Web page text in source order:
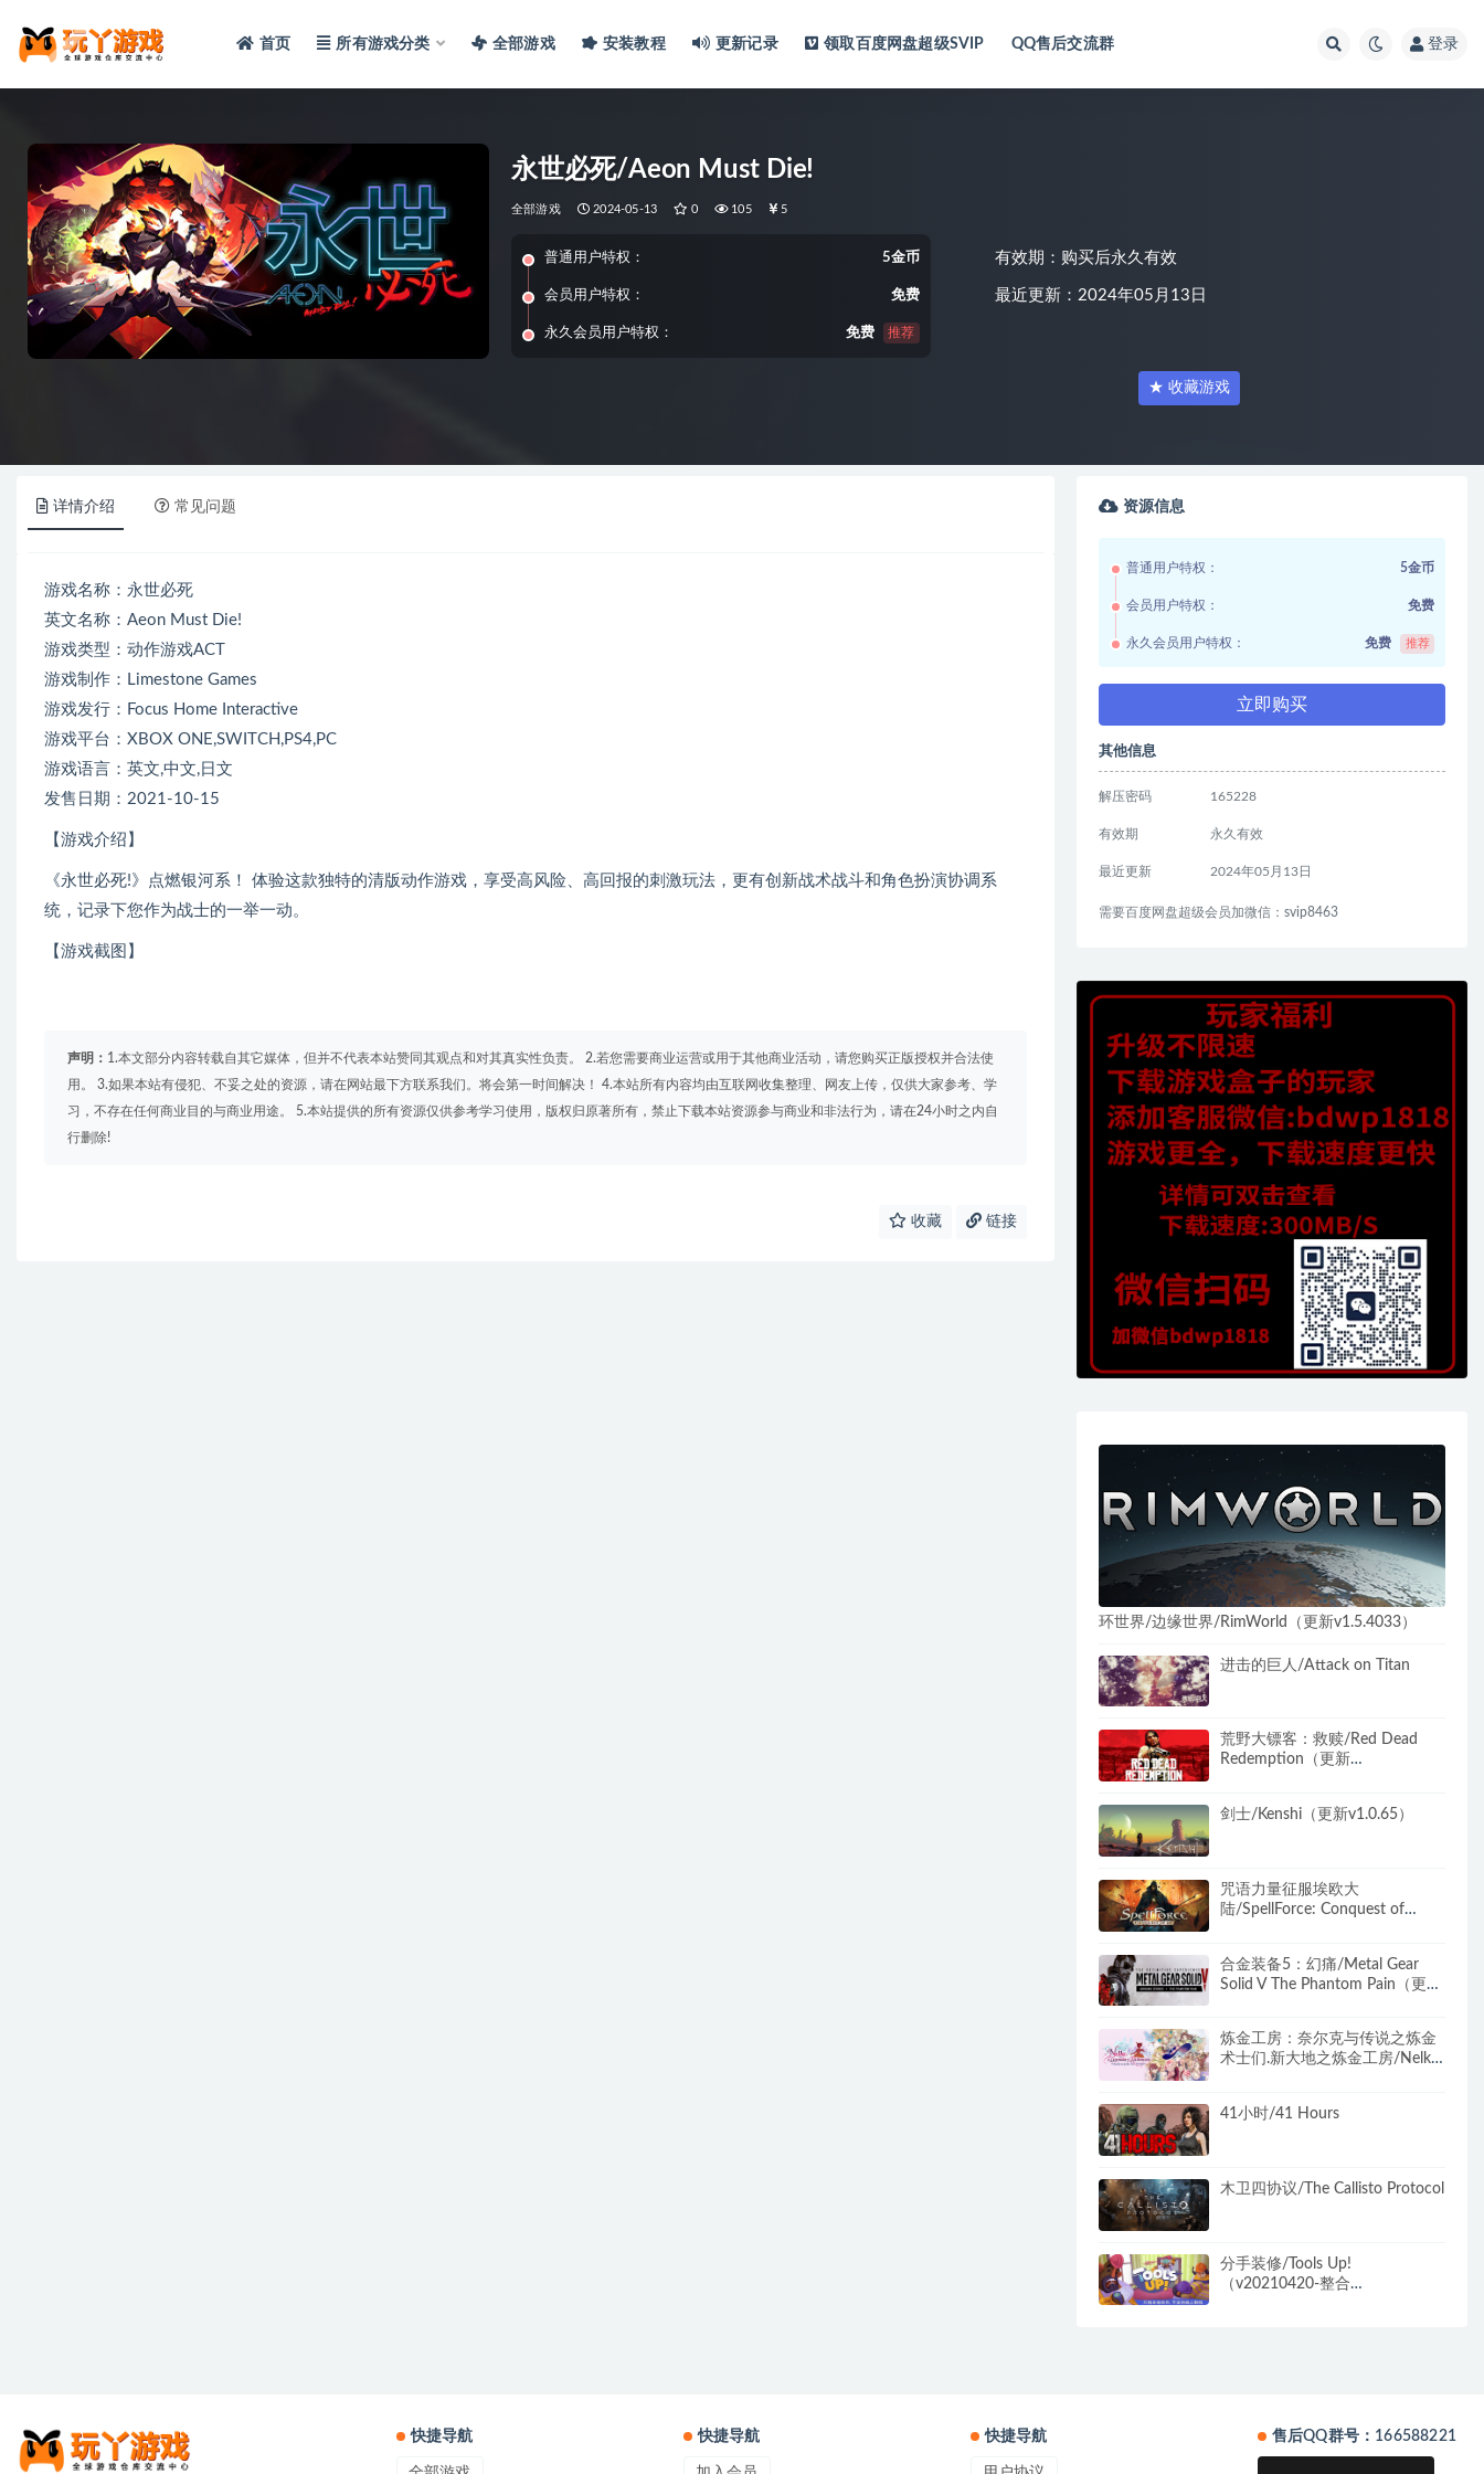
首页 所有游戏分类 全部游戏 安装教程 更新记录 领取百度网盘超级SVIP QQ售后交流群 登录
永世必死/Aeon Must Die!
全部游戏 2024-05-13 0 105 5
普通用户特权： 5金币
会员用户特权： 免费
永久会员用户特权： 免费 推荐
有效期：购买后永久有效
最近更新：2024年05月13日
★ 收藏游戏
详情介绍 常见问题
游戏名称：永世必死
英文名称：Aeon Must Die!
游戏类型：动作游戏ACT
游戏制作：Limestone Games
游戏发行：Focus Home Interactive
游戏平台：XBOX ONE,SWITCH,PS4,PC
游戏语言：英文,中文,日文
发售日期：2021-10-15
【游戏介绍】
《永世必死!》点燃银河系！ 体验这款独特的清版动作游戏，享受高风险、高回报的刺激玩法，更有创新战术战斗和角色扮演协调系
统，记录下您作为战士的一举一动。
【游戏截图】
声明： 1.本文部分内容转载自其它媒体，但并不代表本站赞同其观点和对其真实性负责。 2.若您需要商业运营或用于其他商业活动，请您购买正版授权并合法使
用。 3.如果本站有侵犯、不妥之处的资源，请在网站最下方联系我们。将会第一时间解决！ 4.本站所有内容均由互联网收集整理、网友上传，仅供大家参考、学
习，不存在任何商业目的与商业用途。 5.本站提供的所有资源仅供参考学习使用，版权归原著所有，禁止下载本站资源参与商业和非法行为，请在24小时之内自
行删除!
收藏 链接
资源信息
普通用户特权： 5金币
会员用户特权： 免费
永久会员用户特权： 免费 推荐
立即购买
其他信息
解压密码 165228
有效期 永久有效
最近更新 2024年05月13日
需要百度网盘超级会员加微信：svip8463
环世界/边缘世界/RimWorld（更新v1.5.4033）
进击的巨人/Attack on Titan
荒野大镖客：救赎/Red Dead
Redemption（更新
剑士/Kenshi（更新v1.0.65）
咒语力量征服埃欧大
陆/SpellForce: Conquest of
合金装备5：幻痛/Metal Gear
Solid V The Phantom Pain（更新
炼金工房：奈尔克与传说之炼金
术士们.新大地之炼金工房/Nelke
41小时/41 Hours
木卫四协议/The Callisto Protocol
分手装修/Tools Up!
（v20210420-整合
快捷导航 快捷导航 快捷导航 售后QQ群号：166588221